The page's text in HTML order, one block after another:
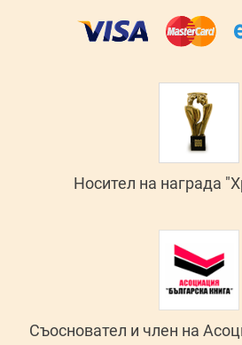
Носител на награда
Съосновател и член на